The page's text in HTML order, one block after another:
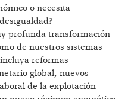
o necesita
profunda transformación
de nuestros sistemas
reformas
global, nuevos
de la explotación